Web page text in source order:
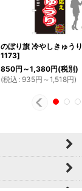
のぼり旗 冷やしきゅうり
1173]
850円 ～1,380円(税別)
(税込 : 935円 ～1,518円)